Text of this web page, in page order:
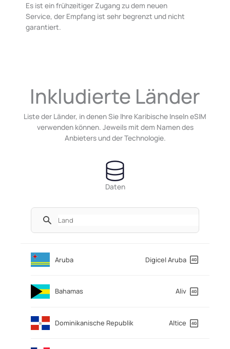
Es ist ein frühzeitiger Zugang zu dem neuen
Service, der Empfang ist sehr begrenzt und nicht
garantiert.
Inkludierte Länder
Liste der Länder, in denen Sie Ihre Karibische Inseln eSIM
verwenden können. Jeweils mit dem Namen des
Anbieters und der Technologie.
Daten
Aruba Digicel Aruba
Bahamas Aliv
Dominikanische Republik Altice